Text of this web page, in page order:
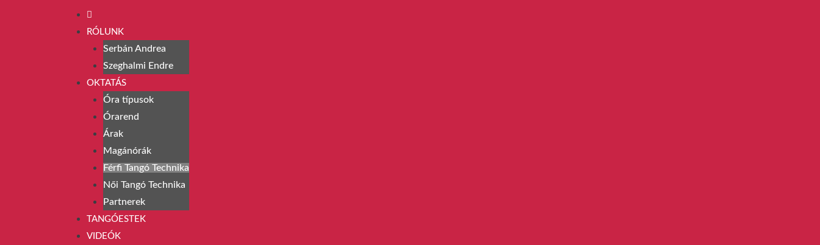
RÓLUNK
Serbán Andrea
Szeghalmi Endre
OKTATÁS
Óra típusok
Órarend
Árak
Magánórák
Férfi Tangó Technika
Női Tangó Technika
Partnerek
TANGÓESTEK
VIDEÓK